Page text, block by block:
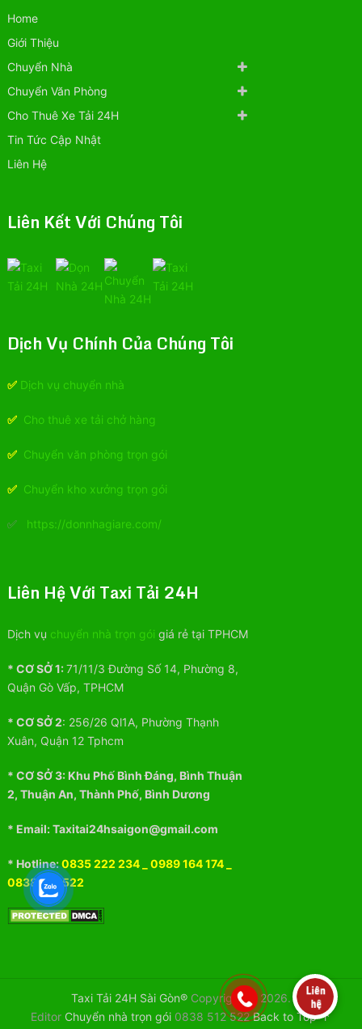
Home
Giới Thiệu
Chuyển Nhà
Chuyển Văn Phòng
Cho Thuê Xe Tải 24H
Tin Tức Cập Nhật
Liên Hệ
Liên Kết Với Chúng Tôi
Dịch Vụ Chính Của Chúng Tôi
✅ Dịch vụ chuyển nhà
✅ Cho thuê xe tải chở hàng
✅ Chuyển văn phòng trọn gói
✅ Chuyển kho xưởng trọn gói
✅ https://donnhagiare.com/
Liên Hệ Với Taxi Tải 24H
Dịch vụ chuyển nhà trọn gói giá rẻ tại TPHCM
* CƠ SỞ 1:71/11/3 Đường Số 14, Phường 8,
Quận Gò Vấp, TPHCM
* CƠ SỞ 2: 256/26 Ql1A, Phường Thạnh
Xuân, Quận 12 Tphcm
* CƠ SỞ 3:Khu PhốBình Đáng, Bình Thuận
2, Thuận An, Thành Phố, Bình Dương
* Email: Taxitai24hsaigon@gmail.com
* Hotline:0835 222 234_ 0989 164 174_
0838 512 522
Taxi Tải 24H Sài Gòn®Copyright © 2026.
Editor Chuyển nhà trọn gói 0838 512 522Back to Top ↑